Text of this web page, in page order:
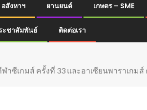
อสังหาฯ ยานยนต์ เกษตร – SME
ะชาสัมพันธ์ ติดต่อเรา
าซีเกมส์ ครั้งที่ 33 และอาเซียนพาราเก